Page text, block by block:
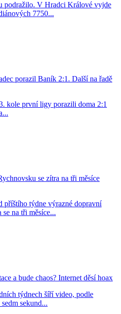
podražilo. V Hradci Králové vyjde
7750...
porazil Baník 2:1. Další na řadě
kole první ligy porazili doma 2:1
se zítra na tři měsíce
příštího týdne výrazné dopravní
na tři měsíce...
a bude chaos? Internet děsí hoax
týdnech šíří video, podle
sekund...